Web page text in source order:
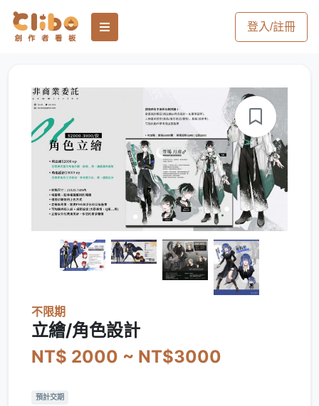
登入/註冊
不限期
立繪/角色設計
NT$ 2000 ~ NT$3000
預計交期